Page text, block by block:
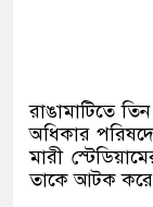
রাঙামাটিতে
অধিকার
মারী
তাকে আটক